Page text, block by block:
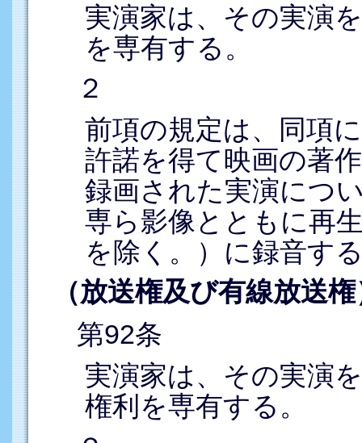
実演家は、その実演
を専有する。
２
前項の規定は、同項
許諾を得て映画の著
録画された実演につ
専ら影像とともに再
を除く。）に録音す
（放送権及び有線放送
第92条
実演家は、その実演
権利を専有する。